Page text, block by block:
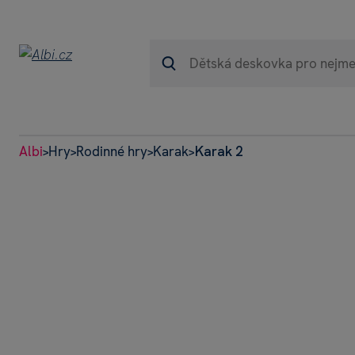
Albi>Hry>Rodinné hry>Karak>Karak 2